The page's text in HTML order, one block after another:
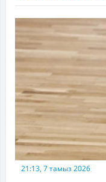
21:13, 7 тамыз 2026